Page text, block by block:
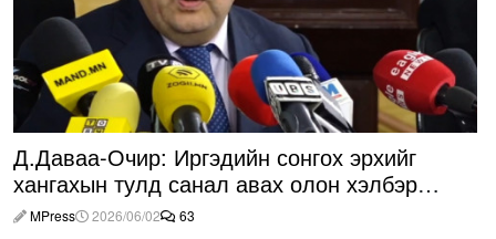
Д.Даваа-Очир: Иргэдийн сонгох эрхийг
хангахын тулд санал авах олон хэлбэр
нэвтрүүлэх шаардлагатай
MPress 2026/06/02
63